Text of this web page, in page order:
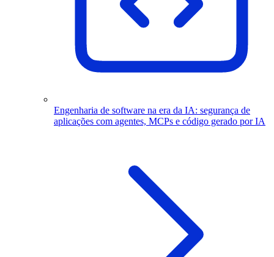
Engenharia de software na era da IA: segurança de
aplicações com agentes, MCPs e código gerado por IA